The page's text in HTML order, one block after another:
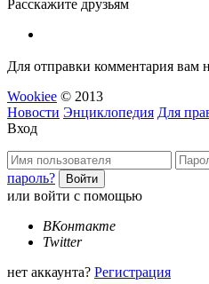
Расскажите друзьям
Для отправки комментария вам
Wookiee © 2013
Новости Энциклопедия Для
Вход
пароль?
или войти с помощью
ВКонтакте
Twitter
нет аккаунта? Регистрация